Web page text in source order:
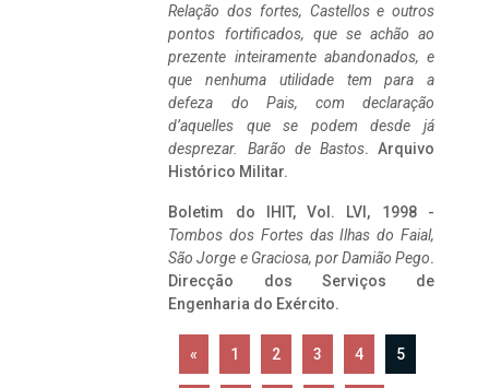
Relação dos fortes, Castellos e outros
pontos fortificados, que se achão ao
prezente inteiramente abandonados, e
que nenhuma utilidade tem para a
defeza do Pais, com declaração
d’aquelles que se podem desde já
desprezar. Barão de Bastos. Arquivo
Histórico Militar.
Boletim do IHIT, Vol. LVI, 1998 -
Tombos dos Fortes das Ilhas do Faial,
São Jorge e Graciosa, por Damião Pego.
Direcção dos Serviços de
Engenharia do Exército.
« 1 2 3 4 5